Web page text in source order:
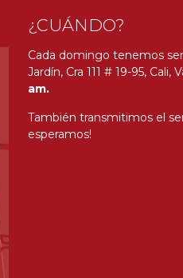
¿CUÁNDO?
Cada domingo tenemos
Jardín, Cra 111 # 19-95, Cali,
am.
También transmitimos el
esperamos!